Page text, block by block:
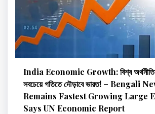
India Economic Growth: বিশ্ব অর্থনীতির
সবচেয়ে গতিতে দৌড়াবে ভারত! – Bengali
Remains Fastest Growing Large
Says UN Economic Report